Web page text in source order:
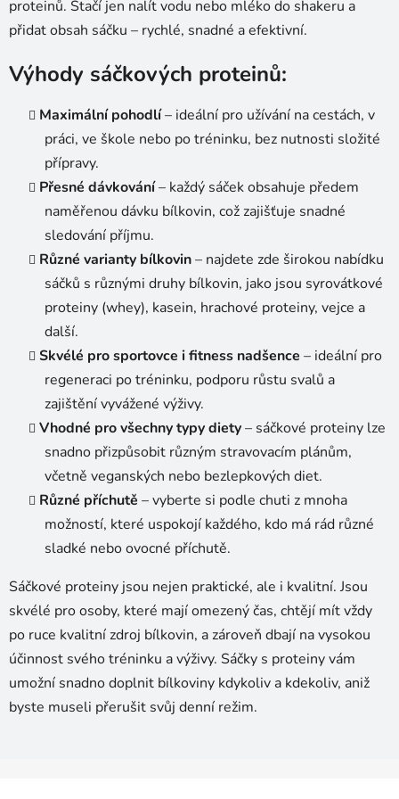
proteinů. Stačí jen nalít vodu nebo mléko do shakeru a
přidat obsah sáčku – rychlé, snadné a efektivní.
Výhody sáčkových proteinů:
Maximální pohodlí– ideální pro užívání na cestách, v
práci, ve škole nebo po tréninku, bez nutnosti složité
přípravy.
Přesné dávkování– každý sáček obsahuje předem
naměřenou dávku bílkovin, což zajišťuje snadné
sledování příjmu.
Různé varianty bílkovin– najdete zde širokou nabídku
sáčků s různými druhy bílkovin, jako jsou syrovátkové
proteiny (whey), kasein, hrachové proteiny, vejce a
další.
Skvélé pro sportovce i fitness nadšence – ideální pro
regeneraci po tréninku, podporu růstu svalů a
zajištění vyvážené výživy.
Vhodné pro všechny typy diety– sáčkové proteiny lze
snadno přizpůsobit různým stravovacím plánům,
včetně veganských nebo bezlepkových diet.
Různé příchutě – vyberte si podle chuti z mnoha
možností, které uspokojí každého, kdo má rád různé
sladké nebo ovocné příchutě.
Sáčkové proteiny jsou nejen praktické, ale i kvalitní. Jsou
skvélé pro osoby, které mají omezený čas, chtějí mít vždy
po ruce kvalitní zdroj bílkovin, a zároveň dbají na vysokou
účinnost svého tréninku a výživy. Sáčky s proteiny vám
umožní snadno doplnit bílkoviny kdykoliv a kdekoliv, aniž
byste museli přerušit svůj denní režim.